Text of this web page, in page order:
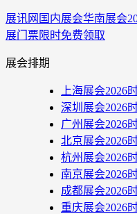
展讯网 国内展会华南展会
展门票限时免费领取
展会排期
上海展会2026
深圳展会2026
广州展会2026
北京展会2026
杭州展会2026
南京展会2026
成都展会2026
重庆展会2026